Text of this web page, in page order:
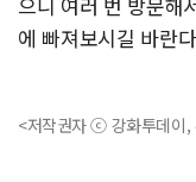
에 빠져보시길 바란
<저작권자 ⓒ 강화투데이,